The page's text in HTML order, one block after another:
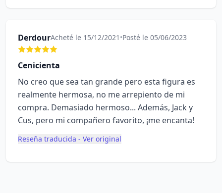
DerdourAcheté le 15/12/2021 •Posté le 05/06/2023
Cenicienta
No creo que sea tan grande pero esta figura es
realmente hermosa, no me arrepiento de mi
compra. Demasiado hermoso... Además, Jack y
Cus, pero mi compañero favorito, ¡me encanta!
Reseña traducida - Ver original